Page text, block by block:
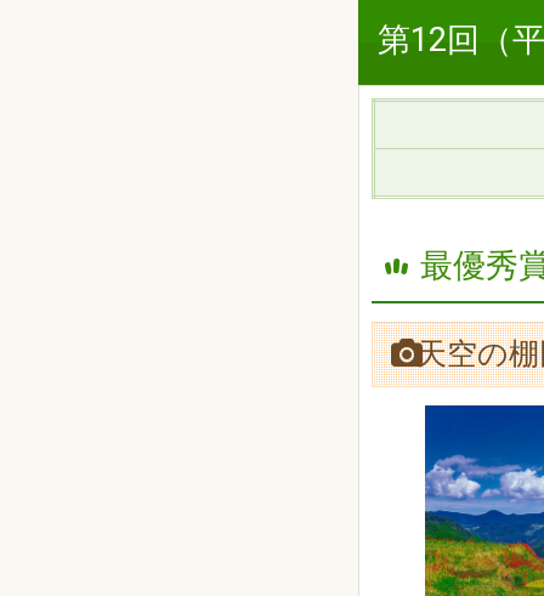
第12回（
最優秀
天空の